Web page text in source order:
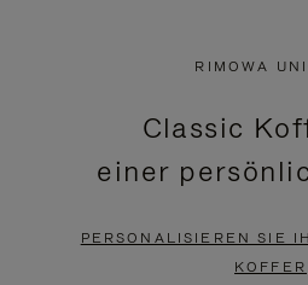
PAUSIERT,
BITTE
DRÜCKEN
KLICKEN
SIE
ZUM
AUFHEBEN
RIMOWA
Classic
einer
PERSONALISIEREN SIE
KOFFER